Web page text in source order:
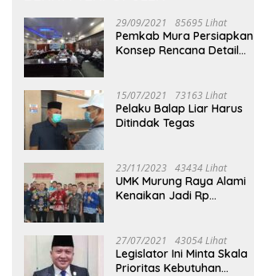
29/09/2021 85695 Lihat
Pemkab Mura Persiapkan
Konsep Rencana Detail
15/07/2021 73163 Lihat
Pelaku Balap Liar Harus
Ditindak Tegas
23/11/2023 43434 Lihat
UMK Murung Raya Alami
Kenaikan Jadi Rp
27/07/2021 43054 Lihat
Legislator Ini Minta Skala
Prioritas Kebutuhan